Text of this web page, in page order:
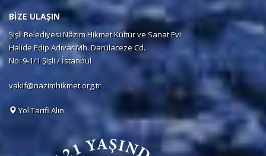
BİZE ULAŞIN
Şişli Belediyesi Nâzım Hikmet Kültür ve Sanat Evi
Halide Edip Adıvar Mh. Darülaceze Cd.
No: 9-1/1 Şişli / İstanbul
vakif@nazimhikmet.org.tr
Yol Tarifi Alın